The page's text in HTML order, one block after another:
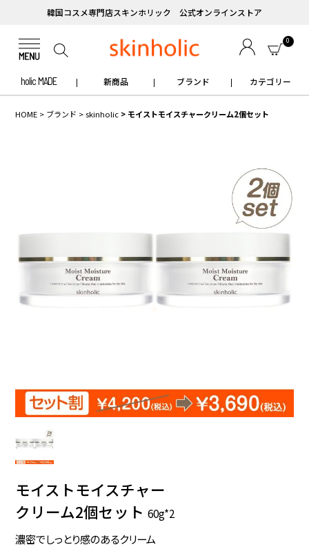
韓国コスメ専門店スキンホリック 公式オンラインストア
0
holic MADE 新商品 ブランド カテゴリー
HOME ブランド skinholic モイストモイスチャークリーム2個セット
モイストモイスチャー
クリーム2個セット60g*2
濃密でしっとり感のあるクリーム